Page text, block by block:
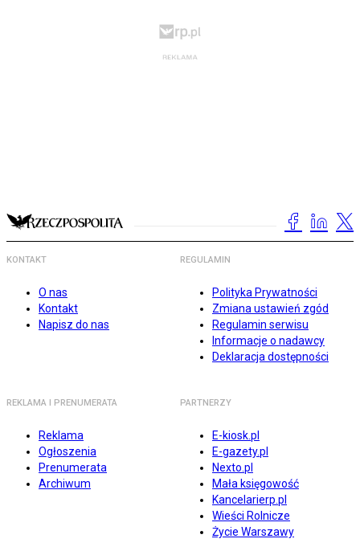
KONTAKT
O nas
Kontakt
Napisz do nas
REGULAMIN
Polityka Prywatności
Zmiana ustawień zgód
Regulamin serwisu
Informacje o nadawcy
Deklaracja dostępności
REKLAMA I PRENUMERATA
Reklama
Ogłoszenia
Prenumerata
Archiwum
PARTNERZY
E-kiosk.pl
E-gazety.pl
Nexto.pl
Mała księgowość
Kancelarierp.pl
Wieści Rolnicze
Życie Warszawy